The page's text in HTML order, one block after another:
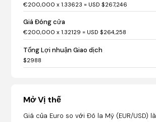
€200,000 x 1.33623 = USD $267,246
Giá Đóng cửa
€200,000 x 1.32129 = USD $264,258
Tổng Lợi nhuận Giao dịch
$2988
Mở Vị thế
Giá của Euro so với Đô la Mỹ (EUR/USD) là